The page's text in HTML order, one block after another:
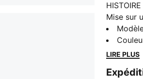
Mise sur
ce sweat
motif
d'une
un fini
LIRE PLUS